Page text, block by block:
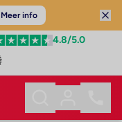
Meer info
4.8/5.0